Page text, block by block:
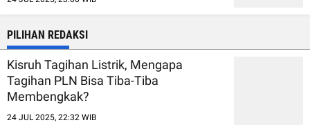
PILIHAN REDAKSI
Kisruh Tagihan Listrik, Mengapa
Tagihan PLN Bisa Tiba-Tiba
Membengkak?
24 JUL 2025, 22:32 WIB